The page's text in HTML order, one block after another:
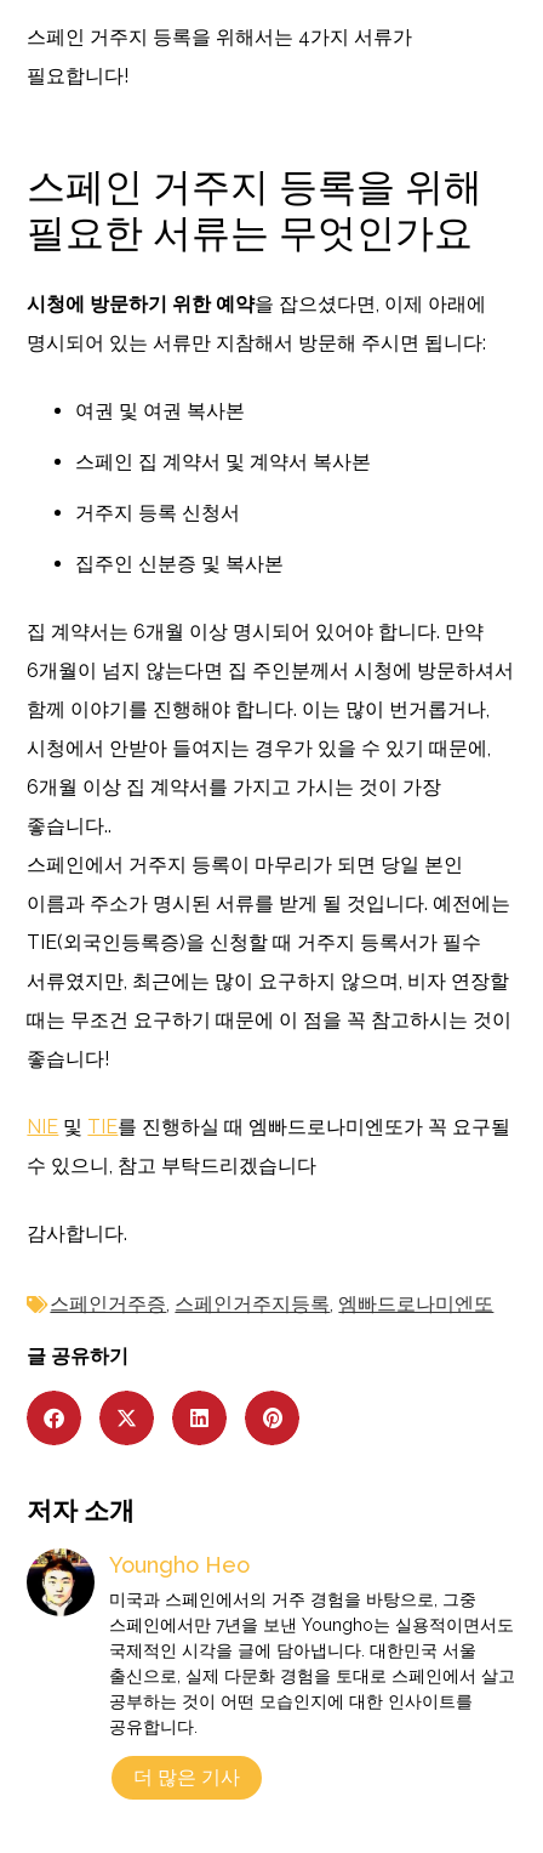
스페인 거주지 등록을 위해서는 4가지 서류가
필요합니다!
스페인 거주지 등록을 위해
필요한 서류는 무엇인가요
시청에 방문하기 위한 예약을 잡으셨다면, 이제 아래에
명시되어 있는 서류만 지참해서 방문해 주시면 됩니다:
여권 및 여권 복사본
스페인 집 계약서 및 계약서 복사본
거주지 등록 신청서
집주인 신분증 및 복사본
집 계약서는 6개월 이상 명시되어 있어야 합니다. 만약
6개월이 넘지 않는다면 집 주인분께서 시청에 방문하셔서
함께 이야기를 진행해야 합니다. 이는 많이 번거롭거나,
시청에서 안받아 들여지는 경우가 있을 수 있기 때문에,
6개월 이상 집 계약서를 가지고 가시는 것이 가장
좋습니다..
스페인에서 거주지 등록이 마무리가 되면 당일 본인
이름과 주소가 명시된 서류를 받게 될 것입니다. 예전에는
TIE(외국인등록증)을 신청할 때 거주지 등록서가 필수
서류였지만, 최근에는 많이 요구하지 않으며, 비자 연장할
때는 무조건 요구하기 때문에 이 점을 꼭 참고하시는 것이
좋습니다!
NIE 및 TIE를 진행하실 때 엠빠드로나미엔또가 꼭 요구될
수 있으니, 참고 부탁드리겠습니다
감사합니다.
스페인거주증 스페인거주지등록 엠빠드로나미엔또
글 공유하기
저자 소개
Youngho Heo
미국과 스페인에서의 거주 경험을 바탕으로, 그중
스페인에서만 7년을 보낸 Youngho는 실용적이면서도
국제적인 시각을 글에 담아냅니다. 대한민국 서울
출신으로, 실제 다문화 경험을 토대로 스페인에서 살고
공부하는 것이 어떤 모습인지에 대한 인사이트를
공유합니다.
더 많은 기사